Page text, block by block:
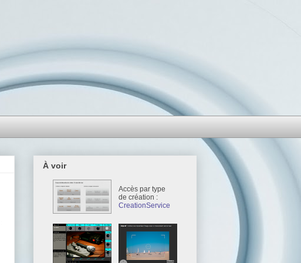
À voir
Accès par type
de création :
CreationService